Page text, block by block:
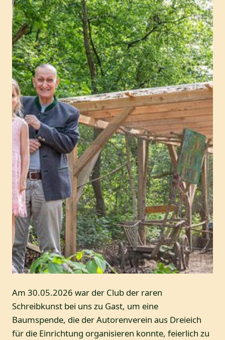
Am 30.05.2026 war der Club der raren
Schreibkunst bei uns zu Gast, um eine
Baumspende, die der Autorenverein aus Dreieich
für die Einrichtung organisieren konnte, feierlich zu